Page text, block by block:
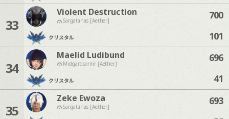
33
Violent Destruction
Sargatanas [Aether]
クリスタル
700
101
34
Maelid Ludibund
Midgardsormr [Aether]
クリスタル
696
41
35
Zeke Ewoza
Sargatanas [Aether]
693